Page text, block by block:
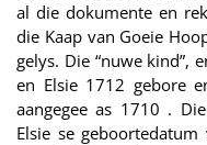
al die dokumente en
die Kaap van Goeie
gelys. Die “nuwe kind”,
en Elsie 1712 gebore
aangegee as 1710 .
Elsie se